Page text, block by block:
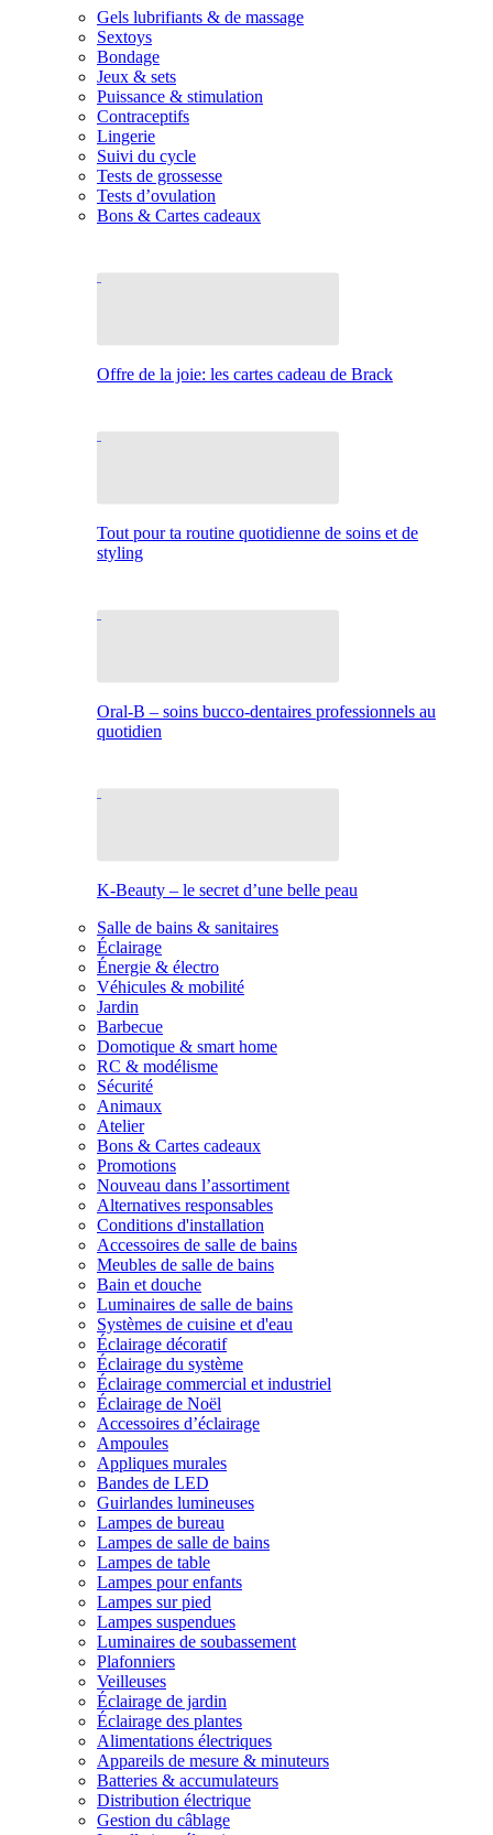
Gels lubrifiants & de massage
Sextoys
Bondage
Jeux & sets
Puissance & stimulation
Contraceptifs
Lingerie
Suivi du cycle
Tests de grossesse
Tests d’ovulation
Bons & Cartes cadeaux
Offre de la joie: les cartes cadeau de Brack
Tout pour ta routine quotidienne de soins et de
styling
Oral-B – soins bucco-dentaires professionnels au
quotidien
K-Beauty – le secret d’une belle peau
Salle de bains & sanitaires
Éclairage
Énergie & électro
Véhicules & mobilité
Jardin
Barbecue
Domotique & smart home
RC & modélisme
Sécurité
Animaux
Atelier
Bons & Cartes cadeaux
Promotions
Nouveau dans l’assortiment
Alternatives responsables
Conditions d'installation
Accessoires de salle de bains
Meubles de salle de bains
Bain et douche
Luminaires de salle de bains
Systèmes de cuisine et d'eau
Éclairage décoratif
Éclairage du système
Éclairage commercial et industriel
Éclairage de Noël
Accessoires d’éclairage
Ampoules
Appliques murales
Bandes de LED
Guirlandes lumineuses
Lampes de bureau
Lampes de salle de bains
Lampes de table
Lampes pour enfants
Lampes sur pied
Lampes suspendues
Luminaires de soubassement
Plafonniers
Veilleuses
Éclairage de jardin
Éclairage des plantes
Alimentations électriques
Appareils de mesure & minuteurs
Batteries & accumulateurs
Distribution électrique
Gestion du câblage